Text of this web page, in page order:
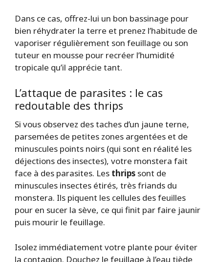
Dans ce cas, offrez-lui un bon bassinage pour
bien réhydrater la terre et prenez l’habitude de
vaporiser régulièrement son feuillage ou son
tuteur en mousse pour recréer l’humidité
tropicale qu’il apprécie tant.
L’attaque de parasites : le cas
redoutable des thrips
Si vous observez des taches d’un jaune terne,
parsemées de petites zones argentées et de
minuscules points noirs (qui sont en réalité les
déjections des insectes), votre monstera fait
face à des parasites. Les thrips sont de
minuscules insectes étirés, très friands du
monstera. Ils piquent les cellules des feuilles
pour en sucer la sève, ce qui finit par faire jaunir
puis mourir le feuillage.
Isolez immédiatement votre plante pour éviter
la contagion. Douchez le feuillage à l’eau tiède